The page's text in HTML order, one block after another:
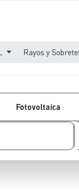
Rayos y
Fotovoltaica